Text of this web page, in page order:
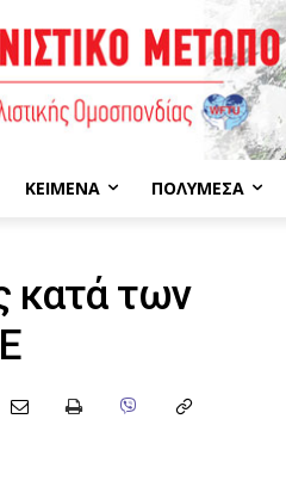
ΚΕΊΜΕΝΑ ΠΟΛΥΜΈΣΑ
κατά των